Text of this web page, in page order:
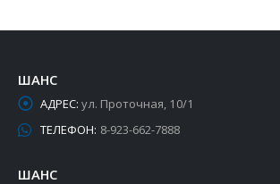
ШАНС
АДРЕС: ул. Проточная, 10/1
ТЕЛЕФОН: 8-923-662-7888
ШАНС